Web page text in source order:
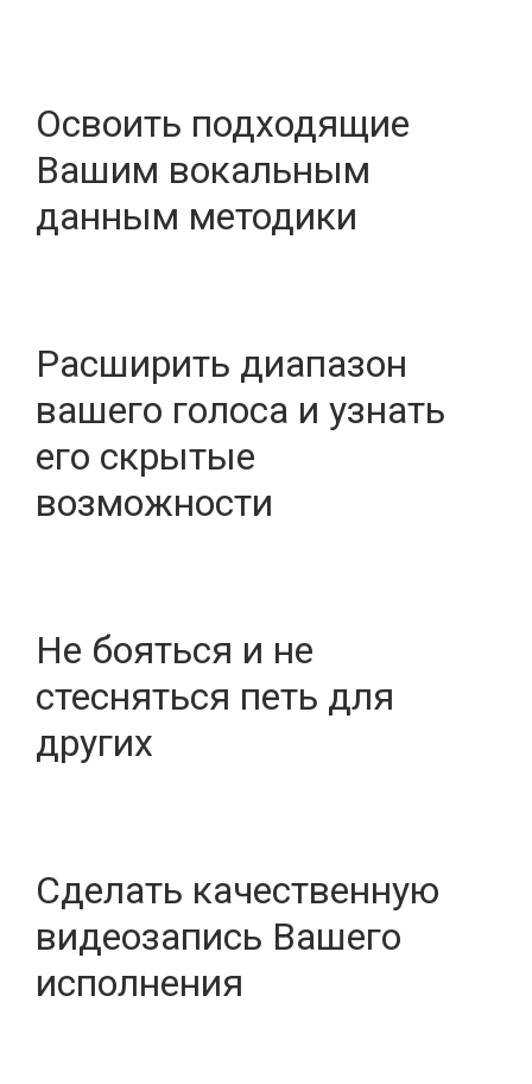
Освоить подходящие
Вашим вокальным
данным методики
Расширить диапазон
вашего голоса и узнать
его скрытые
возможности
Не бояться и не
стесняться петь для
других
Сделать качественную
видеозапись Вашего
исполнения